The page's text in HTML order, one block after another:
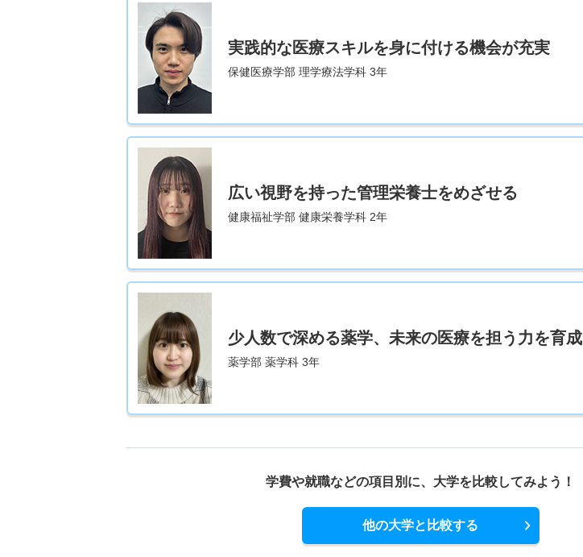
実践的な医療スキルを身に付ける機会が充実
保健医療学部 理学療法学科 3年
広い視野を持った管理栄養士をめざせる
健康福祉学部 健康栄養学科 2年
少人数で深める薬学、未来の医療を担う力を育成
薬学部 薬学科 3年
学費や就職などの項目別に、 大学を比較してみよう！
他の大学と比較する